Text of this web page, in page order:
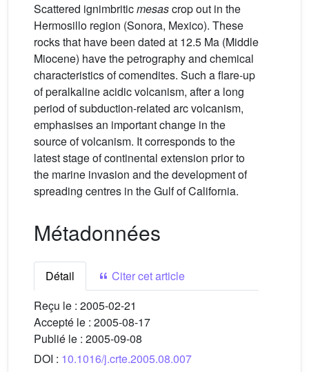
Scattered ignimbriticmesascrop out in the
Hermosillo region (Sonora, Mexico). These
rocks that have been dated at 12.5 Ma (Middle
Miocene) have the petrography and chemical
characteristics of comendites. Such a flare-up
of peralkaline acidic volcanism, after a long
period of subduction-related arc volcanism,
emphasises an important change in the
source of volcanism. It corresponds to the
latest stage of continental extension prior to
the marine invasion and the development of
spreading centres in the Gulf of California.
Métadonnées
Détail
Citer cet article
Reçu le : 2005-02-21
Accepté le : 2005-08-17
Publié le : 2005-09-08
DOI : 10.1016/j.crte.2005.08.007